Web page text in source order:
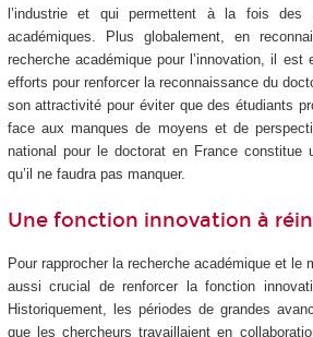
l’industrie et qui permettent à la fois des
académiques. Plus globalement, en
recherche académique pour l’innovation, il est
efforts pour renforcer la reconnaissance du
son attractivité pour éviter que des étudiants
face aux manques de moyens et de
national pour le doctorat en France constitue
qu’il ne faudra pas manquer.
Une fonction innovation à
Pour rapprocher la recherche académique et le
aussi crucial de renforcer la fonction
Historiquement, les périodes de grandes
que les chercheurs travaillaient en